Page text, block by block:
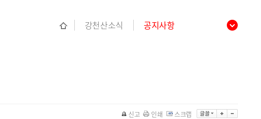
강천산소식 공지사항
신고 인쇄 스크랩